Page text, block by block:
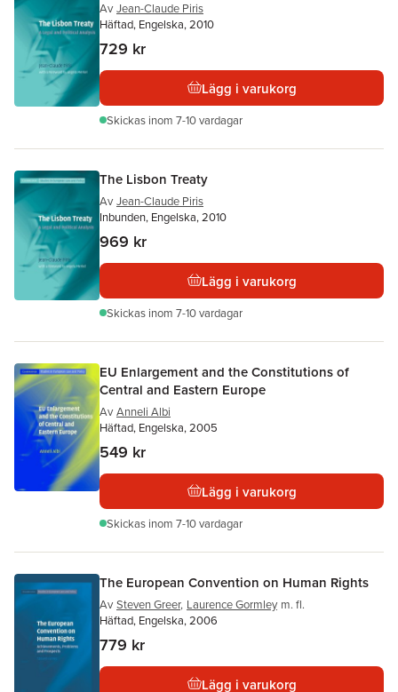
Av Jean-Claude Piris
Häftad, Engelska, 2010
729 kr
Lägg i varukorg
Skickas inom 7-10 vardagar
The Lisbon Treaty
Av Jean-Claude Piris
Inbunden, Engelska, 2010
969 kr
Lägg i varukorg
Skickas inom 7-10 vardagar
EU Enlargement and the Constitutions of
Central and Eastern Europe
Av Anneli Albi
Häftad, Engelska, 2005
549 kr
Lägg i varukorg
Skickas inom 7-10 vardagar
The European Convention on Human Rights
Av Steven Greer, Laurence Gormley m. fl.
Häftad, Engelska, 2006
779 kr
Lägg i varukorg